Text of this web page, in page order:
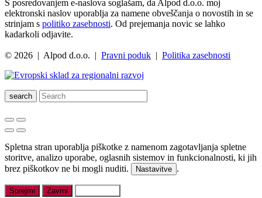
S posredovanjem e-naslova soglašam, da Alpod d.o.o. moj
elektronski naslov uporablja za namene obveščanja o novostih in se
strinjam s politiko zasebnosti. Od prejemanja novic se lahko
kadarkoli odjavite.
© 2026 | Alpod d.o.o. | Pravni poduk | Politika zasebnosti
search
Spletna stran uporablja piškotke z namenom zagotavljanja spletne
storitve, analizo uporabe, oglasnih sistemov in funkcionalnosti, ki jih
brez piškotkov ne bi mogli nuditi.
Nastavitve .
Sprejmi Zavrni